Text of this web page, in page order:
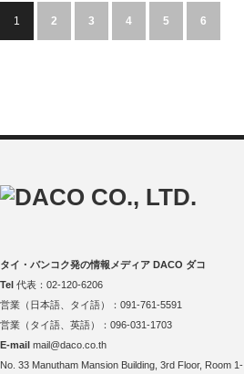
1 2 3 4 5 6
タイ・バンコク発の情報メディア DACO ダコ
Tel 代表：02-120-6206
営業（日本語、タイ語）：091-761-5591
営業（タイ語、英語）：096-031-1703
E-mail mail@daco.co.th
No. 33 Manutham Mansion Building, 3rd Floor, Room 1-